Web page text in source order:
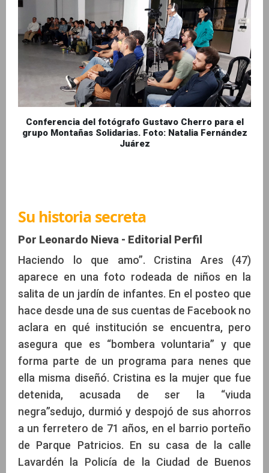
Conferencia del fotógrafo Gustavo Cherro para el
grupo Montañas Solidarias. Foto: Natalia Fernández
Juárez
Su historia secreta
Por Leonardo Nieva - Editorial Perfil
Haciendo lo que amo”. Cristina Ares (47)
aparece en una foto rodeada de niños en la
salita de un jardín de infantes. En el posteo que
hace desde una de sus cuentas de Facebook no
aclara en qué institución se encuentra, pero
asegura que es “bombera voluntaria” y que
forma parte de un programa para nenes que
ella misma diseñó. Cristina es la mujer que fue
detenida, acusada de ser la “viuda
negra”sedujo, durmió y despojó de sus ahorros
a un ferretero de 71 años, en el barrio porteño
de Parque Patricios. En su casa de la calle
Lavardén la Policía de la Ciudad de Buenos